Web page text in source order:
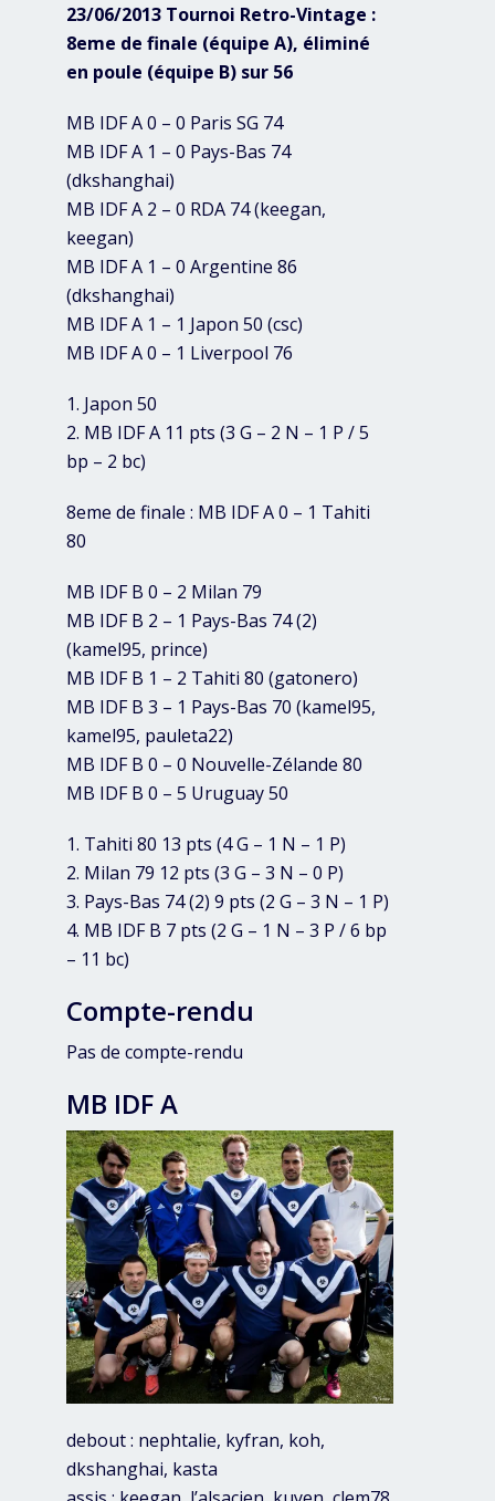
23/06/2013 Tournoi Retro-Vintage :
8eme de finale (équipe A), éliminé
en poule (équipe B) sur 56
MB IDF A 0 – 0 Paris SG 74
MB IDF A 1 – 0 Pays-Bas 74
(dkshanghai)
MB IDF A 2 – 0 RDA 74 (keegan,
keegan)
MB IDF A 1 – 0 Argentine 86
(dkshanghai)
MB IDF A 1 – 1 Japon 50 (csc)
MB IDF A 0 – 1 Liverpool 76
1. Japon 50
2. MB IDF A 11 pts (3 G – 2 N – 1 P / 5
bp – 2 bc)
8eme de finale : MB IDF A 0 – 1 Tahiti
80
MB IDF B 0 – 2 Milan 79
MB IDF B 2 – 1 Pays-Bas 74 (2)
(kamel95, prince)
MB IDF B 1 – 2 Tahiti 80 (gatonero)
MB IDF B 3 – 1 Pays-Bas 70 (kamel95,
kamel95, pauleta22)
MB IDF B 0 – 0 Nouvelle-Zélande 80
MB IDF B 0 – 5 Uruguay 50
1. Tahiti 80 13 pts (4 G – 1 N – 1 P)
2. Milan 79 12 pts (3 G – 3 N – 0 P)
3. Pays-Bas 74 (2) 9 pts (2 G – 3 N – 1 P)
4. MB IDF B 7 pts (2 G – 1 N – 3 P / 6 bp
– 11 bc)
Compte-rendu
Pas de compte-rendu
MB IDF A
debout : nephtalie, kyfran, koh,
dkshanghai, kasta